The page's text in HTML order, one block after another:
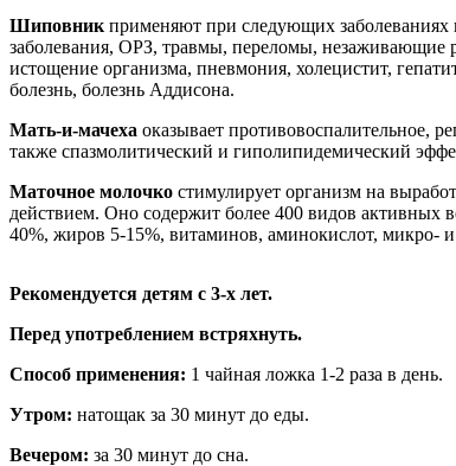
Шиповник применяют при следующих заболеваниях
заболевания, ОРЗ, травмы, переломы, незаживающие
истощение организма, пневмония, холецистит,
болезнь, болезнь Аддисона.
Мать-и-мачеха оказывает противовоспалительное,
также спазмолитический и гиполипидемический
Маточное молочко стимулирует организм на
действием. Оно содержит более 400 видов активных
40%, жиров 5-15%, витаминов, аминокислот, микро-
Рекомендуется детям с 3-х лет.
Перед употреблением встряхнуть.
Способ применения: 1 чайная ложка 1-2 раза в день.
Утром: натощак за 30 минут до еды.
Вечером: за 30 минут до сна.